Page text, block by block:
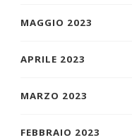
MAGGIO 2023
APRILE 2023
MARZO 2023
FEBBRAIO 2023